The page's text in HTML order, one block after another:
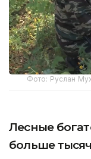
Фото: Руслан
Лесные
больше